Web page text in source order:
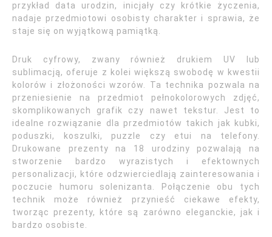
przykład data urodzin, inicjały czy krótkie życzenia,
nadaje przedmiotowi osobisty charakter i sprawia, że
staje się on wyjątkową pamiątką.
Druk cyfrowy, zwany również drukiem UV lub
sublimacją, oferuje z kolei większą swobodę w kwestii
kolorów i złożoności wzorów. Ta technika pozwala na
przeniesienie na przedmiot pełnokolorowych zdjęć,
skomplikowanych grafik czy nawet tekstur. Jest to
idealne rozwiązanie dla przedmiotów takich jak kubki,
poduszki, koszulki, puzzle czy etui na telefony.
Drukowane prezenty na 18 urodziny pozwalają na
stworzenie bardzo wyrazistych i efektownych
personalizacji, które odzwierciedlają zainteresowania i
poczucie humoru solenizanta. Połączenie obu tych
technik może również przynieść ciekawe efekty,
tworząc prezenty, które są zarówno eleganckie, jak i
bardzo osobiste.